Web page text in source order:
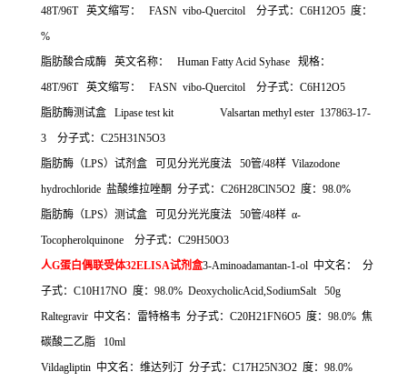
48T/96T 英文缩写： FASN vibo-Quercitol 分子式： C6H12O5 度：
%
脂肪酸合成酶
英文名称： Human Fatty Acid Syhase 规格：
48T/96T 英文缩写： FASN vibo-Quercitol 分子式： C6H12O5
脂肪酶测试盒 Lipase test kit Valsartan methyl ester 137863-17-
3 分子式： C25H31N5O3
脂肪酶（LPS）试剂盒 可见分光光度法 50管/48样 Vilazodone
hydrochloride 盐酸维拉唑酮 分子式： C26H28ClN5O2 度： 98.0%
脂肪酶（LPS）测试盒 可见分光光度法 50管/48样 α-
Tocopherolquinone 分子式： C29H50O3
人G蛋白偶联受体32ELISA试剂盒3-Aminoadamantan-1-ol 中文名：
分
子式： C10H17NO 度： 98.0% DeoxycholicAcid,SodiumSalt 50g
Raltegravir 中文名：雷特格韦 分子式： C20H21FN6O5 度： 98.0% 焦
碳酸二乙脂 10ml
Vildagliptin 中文名：维达列汀 分子式： C17H25N3O2 度： 98.0%